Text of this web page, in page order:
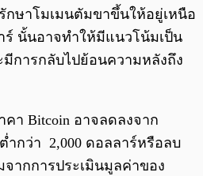
กษาโมเมนตัมขาขึ้นให้อยู่เหนือ
ร์ นั้นอาจทำให้มีแนวโน้มเป็น
การกลับไปย้อนความหลังถึง
า Bitcoin อาจลดลงจาก
ำกว่า 2,000 ดอลลาร์หรือลบ
จากการประเมินมูลค่าของ